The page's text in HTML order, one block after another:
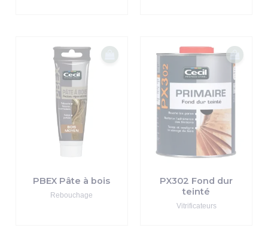
PBEX Pâte à bois
Rebouchage
PX302 Fond dur
teinté
Vitrificateurs